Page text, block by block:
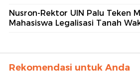
Nusron-Rektor UIN Palu Teken
Mahasiswa Legalisasi Tanah
Rekomendasi untuk Anda